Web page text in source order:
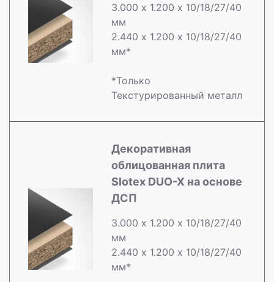
3.000 х 1.200 х 10/18/27/40
мм
2.440 х 1.200 х 10/18/27/40
мм*
*Только
Текстурированный металл
Декоративная
облицованная плита
Slotex DUO-X на основе
ДСП
3.000 х 1.200 х 10/18/27/40
мм
2.440 х 1.200 х 10/18/27/40
мм*